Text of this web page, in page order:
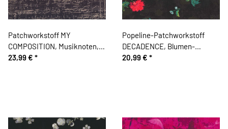
Patchworkstoff MY
COMPOSITION, Musiknoten,
anthrazit
23,99 € *
Popeline-Patchworkstoff
DECADENCE, Blumen-
Sträuße, fuchsia, Art Gallery
20,99 € *